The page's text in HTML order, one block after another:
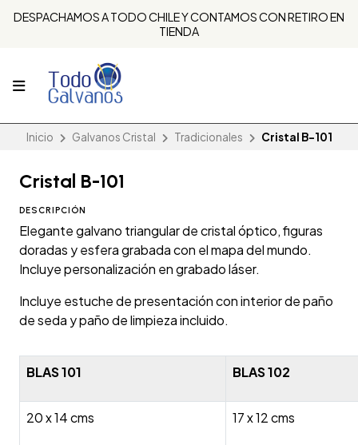
DESPACHAMOS A TODO CHILE Y CONTAMOS CON RETIRO EN
TIENDA
Inicio Galvanos Cristal Tradicionales Cristal B-101
Cristal B-101
DESCRIPCIÓN
Elegante galvano triangular de cristal óptico, figuras
doradas y esfera grabada con el mapa del mundo.
Incluye personalización en grabado láser.
Incluye estuche de presentación con interior de paño
de seda y paño de limpieza incluido.
BLAS 101 BLAS 102
20 x 14 cms 17 x 12 cms